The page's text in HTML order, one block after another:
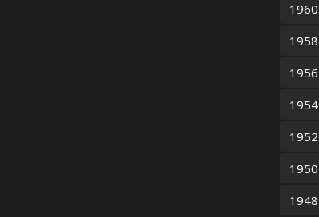
1960
1958
1956
1954
1952
1950
1948